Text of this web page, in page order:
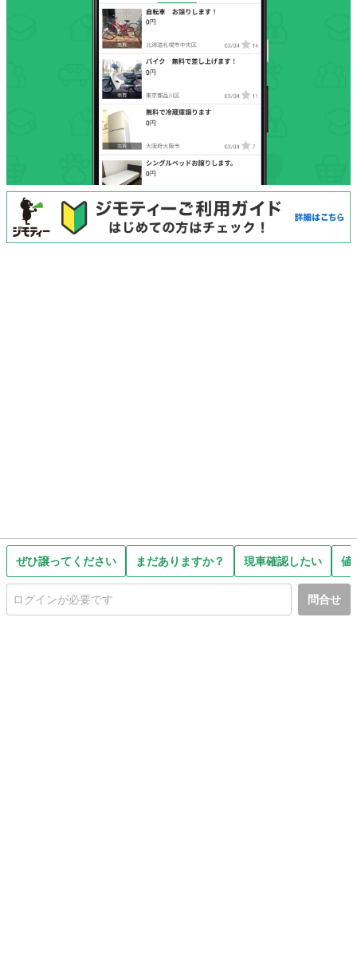
ぜひ譲ってください まだありますか？ 現車確認したい 値
問合せ